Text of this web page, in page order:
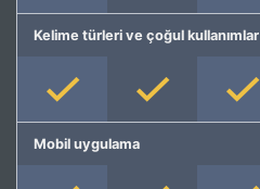
Kelime türleri ve çoğul kullanımlar
Mobil uygulama